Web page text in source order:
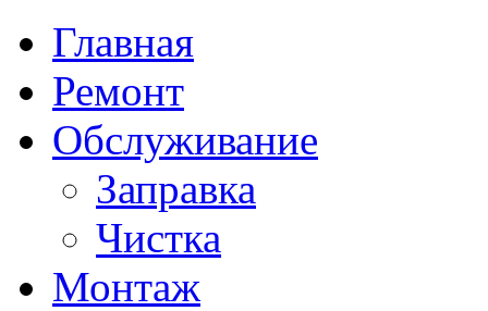
Главная
Ремонт
Обслуживание
Заправка
Чистка
Монтаж